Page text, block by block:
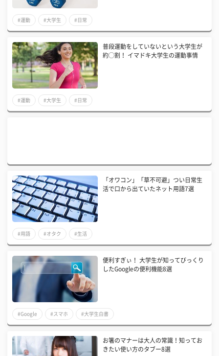
#運動 #大学生 #日常
普段運動をしていないという大学生が
約◯割！ イマドキ大学生の運動事情
#運動 #大学生 #日常
「オワコン」「草不可避」つい日常生
活で口から出ていたネット用語7選
#用語 #オタク #生活
便利すぎぃ！ 大学生が知ってびっくり
したGoogleの便利機能8選
#Google #スマホ #大学生白書
お箸のマナーは大人の常識！知ってお
きたい使い方のタブー8選